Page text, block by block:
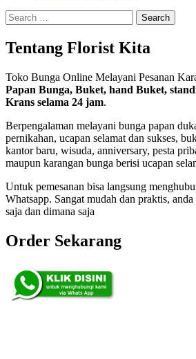
Search
for:
Tentang Florist Kita
Toko Bunga Online Melayani Pesanan
Papan Bunga, Buket, hand Buket,
Krans selama 24 jam.
Berpengalaman melayani bunga papan
pernikahan, ucapan selamat dan sukses,
kantor baru, wisuda, anniversary, pesta
maupun karangan bunga berisi ucapan
Untuk pemesanan bisa langsung
Whatsapp. Sangat mudah dan praktis, anda
saja dan dimana saja
Order Sekarang